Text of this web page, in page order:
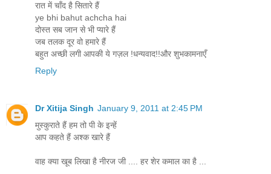
रात में चाँद है सितारे हैं
ye bhi bahut achcha hai
दोस्‍त सब जान से भी प्‍यारे हैं
जब तलक दूर वो हमारे हैं
बहुत अच्छी लगी आपकी ये गज़ल !धन्यवाद!!और शुभकामनाएँ
Reply
Dr Xitija Singh January 9, 2011 at 2:45 PM
मुस्‍कुराते हैं हम तो पी के इन्‍हें
आप कहते हैं अश्क खारे हैं
वाह क्या खूब लिखा है नीरज जी .... हर शेर कमाल का है ...